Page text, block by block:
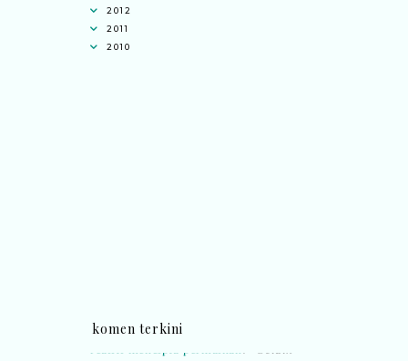
2012
2011
2010
komen terkini
realiti mencipta permainan
jimat kertas, memang memudahkan